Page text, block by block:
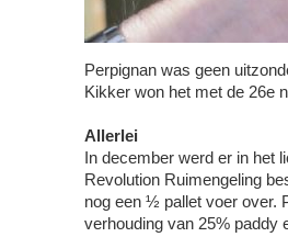
Perpignan was geen
Kikker won het met de 26e
Allerlei
In december werd er in het
Revolution Ruimengeling
nog een ½ pallet voer over.
verhouding van 25% paddy